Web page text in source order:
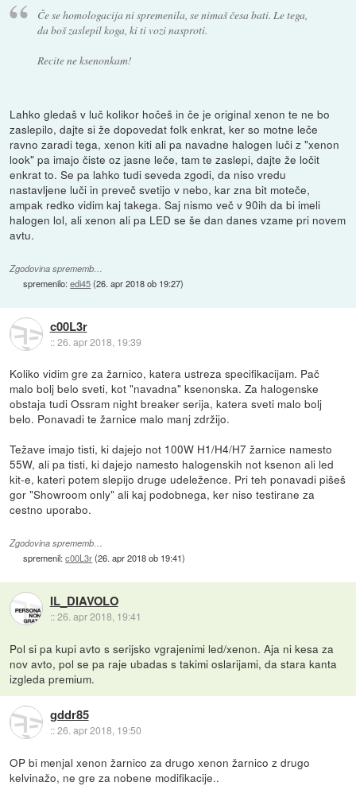
Če se homologacija ni spremenila, se nimaš česa bati. Le tega,
da boš zaslepil koga, ki ti vozi nasproti.
Recite ne ksenonkam!
Lahko gledaš v luč kolikor hočeš in če je original xenon te ne bo
zaslepilo, dajte si že dopovedat folk enkrat, ker so motne leče
ravno zaradi tega, xenon kiti ali pa navadne halogen luči z "xenon
look" pa imajo čiste oz jasne leče, tam te zaslepi, dajte že ločit
enkrat to. Se pa lahko tudi seveda zgodi, da niso vredu
nastavljene luči in preveč svetijo v nebo, kar zna bit moteče,
ampak redko vidim kaj takega. Saj nismo več v 90ih da bi imeli
halogen lol, ali xenon ali pa LED se še dan danes vzame pri novem
avtu.
Zgodovina sprememb…
spremenilo:edi45(26. apr 2018 ob 19:27)
c00L3r
::26. apr 2018, 19:39
Koliko vidim gre za žarnico, katera ustreza specifikacijam. Pač
malo bolj belo sveti, kot "navadna" ksenonska. Za halogenske
obstaja tudi Ossram night breaker serija, katera sveti malo bolj
belo. Ponavadi te žarnice malo manj zdržijo.
Težave imajo tisti, ki dajejo not 100W H1/H4/H7 žarnice namesto
55W, ali pa tisti, ki dajejo namesto halogenskih not ksenon ali led
kit-e, kateri potem slepijo druge udeležence. Pri teh ponavadi pišeš
gor "Showroom only" ali kaj podobnega, ker niso testirane za
cestno uporabo.
Zgodovina sprememb…
spremenil:c00L3r(26. apr 2018 ob 19:41)
IL_DIAVOLO
::26. apr 2018, 19:41
Pol si pa kupi avto s serijsko vgrajenimi led/xenon. Aja ni kesa za
nov avto, pol se pa raje ubadas s takimi oslarijami, da stara kanta
izgleda premium.
gddr85
::26. apr 2018, 19:50
OP bi menjal xenon žarnico za drugo xenon žarnico z drugo
kelvinažo, ne gre za nobene modifikacije..